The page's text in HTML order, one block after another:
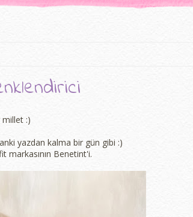
:)
yazdan kalma bir gün gibi :)
markasının Benetint'i.